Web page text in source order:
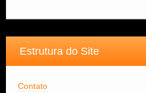
Estrutura do Site
Contato